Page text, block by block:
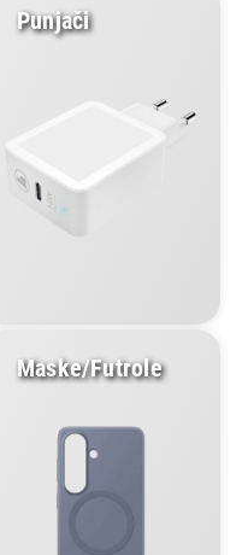
Punjači
Maske/Futrole